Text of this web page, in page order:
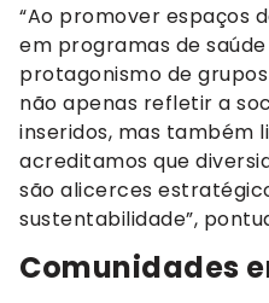
“Ao promover espaços
em programas de
protagonismo de
não apenas refletir a
inseridos, mas também
acreditamos que
são alicerces
sustentabilidade”,
Comunidades